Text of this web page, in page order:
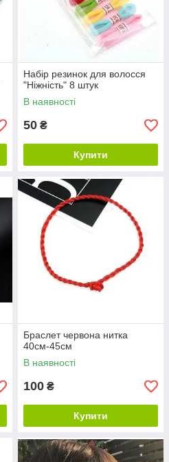
Набір резинок для волосся
"Ніжність" 8 штук
В наявності
50 ₴
Купити
Браслет червона нитка
40см-45см
В наявності
100 ₴
Купити